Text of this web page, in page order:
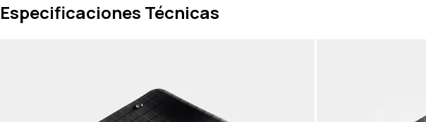
Especificaciones Técnicas